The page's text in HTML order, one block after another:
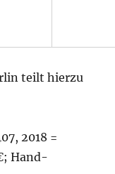
teilt hierzu
2018 =
Hand-